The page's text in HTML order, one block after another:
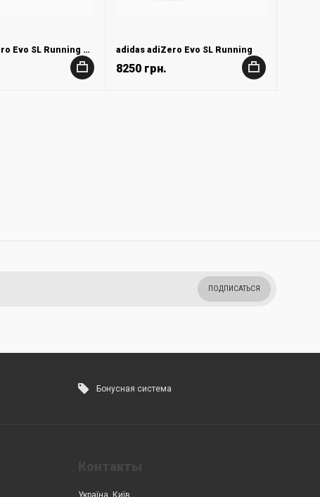
adidas adiZero Evo SL Running Shoes
+
adidas adiZero Evo SL Running
8250 грн. +
ПОДПИСАТЬСЯ
Бонусная система
Україна, Київ